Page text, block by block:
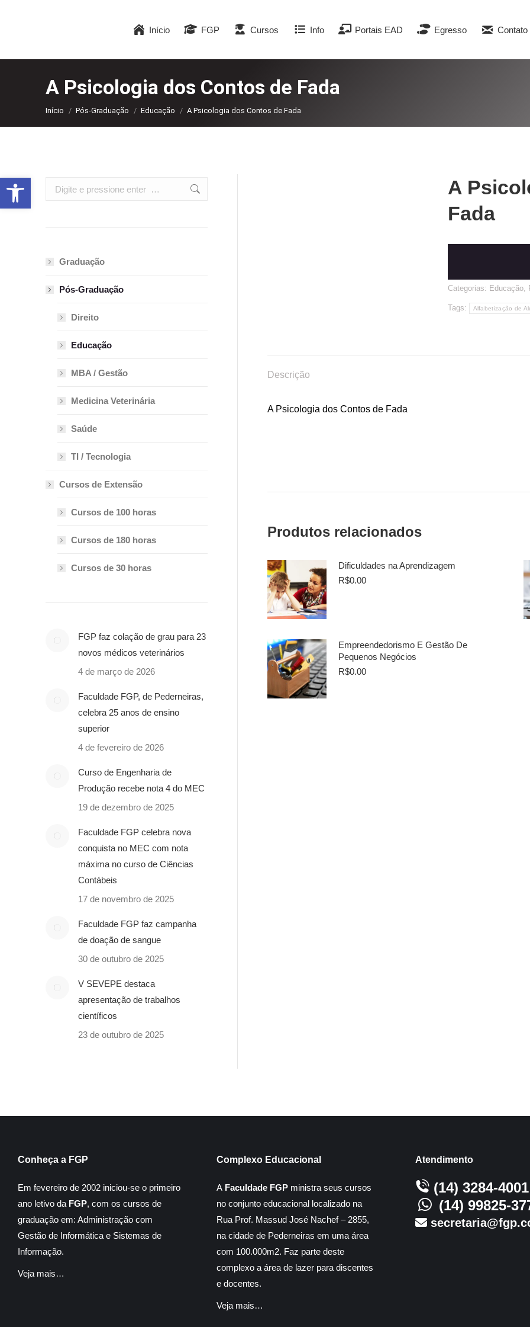
Início FGP Cursos Info Portais EAD Egresso Contato
A Psicologia dos Contos de Fada
Você está aqui:
Início Pós-Graduação Educação A Psicologia dos Contos de Fada
A
Fada
Categorias: Educação,
Tags: Alfabetização de
Descrição
A Psicologia dos Contos de Fada
Produtos relacionados
Dificuldades na Aprendizagem
R$0.00
Empreendedorismo E Gestão De
Pequenos Negócios
R$0.00
Search:
Graduação
Pós-Graduação
Direito
Educação
MBA / Gestão
Medicina Veterinária
Saúde
TI / Tecnologia
Cursos de Extensão
Cursos de 100 horas
Cursos de 180 horas
Cursos de 30 horas
FGP faz colação de grau para 23
novos médicos veterinários
4 de março de 2026
Faculdade FGP, de Pederneiras,
celebra 25 anos de ensino
superior
4 de fevereiro de 2026
Curso de Engenharia de
Produção recebe nota 4 do MEC
19 de dezembro de 2025
Faculdade FGP celebra nova
conquista no MEC com nota
máxima no curso de Ciências
Contábeis
17 de novembro de 2025
Faculdade FGP faz campanha
de doação de sangue
30 de outubro de 2025
V SEVEPE destaca
apresentação de trabalhos
científicos
23 de outubro de 2025
Conheça a FGP
Em fevereiro de 2002 iniciou-se o primeiro
ano letivo da FGP, com os cursos de
graduação em: Administração com
Gestão de Informática e Sistemas de
Informação.
Veja mais…
Complexo Educacional
A Faculdade FGP ministra seus cursos
no conjunto educacional localizado na
Rua Prof. Massud José Nachef – 2855,
na cidade de Pederneiras em uma área
com 100.000m2. Faz parte deste
complexo a área de lazer para discentes
e docentes.
Veja mais…
Atendimento
(14) 3284-4001
(14) 99825-
Abrir a barra de ferramentas